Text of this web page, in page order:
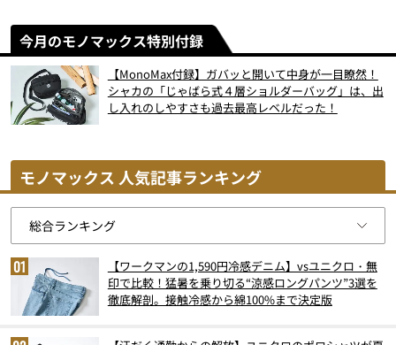
今月のモノマックス特別付録
【MonoMax付録】ガバッと開いて中身が一目瞭然！
シャカの「じゃばら式４層ショルダーバッグ」は、出
し入れのしやすさも過去最高レベルだった！
モノマックス 人気記事ランキング
【ワークマンの1,590円冷感デニム】vsユニクロ・無
印で比較！猛暑を乗り切る“涼感ロングパンツ”3選を
徹底解剖。接触冷感から綿100%まで決定版